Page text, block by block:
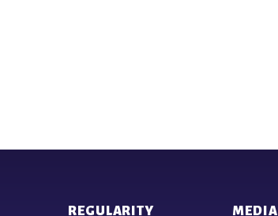
REGULARITY MEDIA